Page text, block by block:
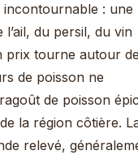
: une
du persil, du vin
prix tourne autour
de poisson ne
de poisson
la région côtière.
relevé,